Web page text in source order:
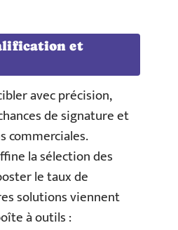
et
avec précision,
de signature et
commerciales.
la sélection des
le taux de
solutions viennent
à outils :